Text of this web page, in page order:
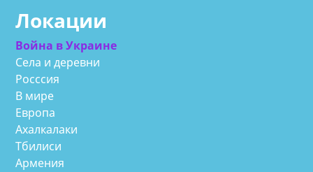
Локации
Война в Украине
Села и деревни
Росссия
В мире
Европа
Ахалкалаки
Тбилиси
Армения